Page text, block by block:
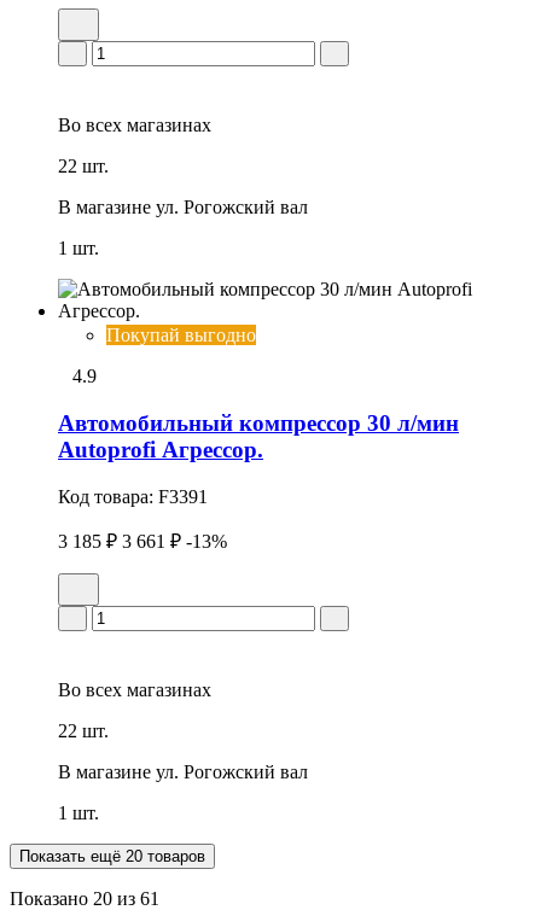
Во всех магазинах
22 шт.
В магазине ул. Рогожский вал
1 шт.
Покупай выгодно
4.9
Автомобильный компрессор 30 л/мин
Autoprofi Агрессор.
Код товара: F3391
3 185 ₽ 3 661 ₽ -13%
Во всех магазинах
22 шт.
В магазине ул. Рогожский вал
1 шт.
Показать ещё 20 товаров
Показано 20 из 61